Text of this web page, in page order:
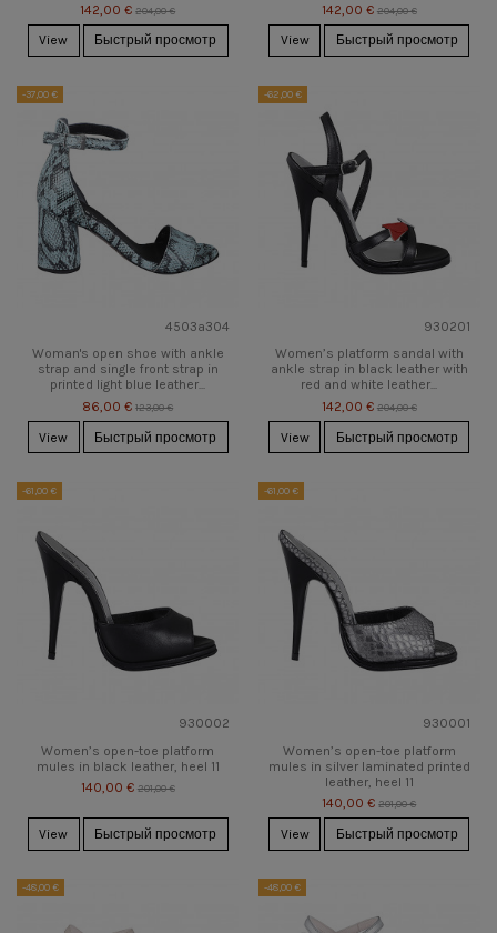
142,00 € 204,00 €
View Быстрый просмотр
142,00 € 204,00 €
View Быстрый просмотр
-37,00 €
4503a304
Woman's open shoe with ankle
strap and single front strap in
printed light blue leather...
86,00 € 123,00 €
View Быстрый просмотр
-62,00 €
930201
Women’s platform sandal with
ankle strap in black leather with
red and white leather...
142,00 € 204,00 €
View Быстрый просмотр
-61,00 €
930002
Women’s open-toe platform
mules in black leather, heel 11
140,00 € 201,00 €
View Быстрый просмотр
-61,00 €
930001
Women’s open-toe platform
mules in silver laminated printed
leather, heel 11
140,00 € 201,00 €
View Быстрый просмотр
-48,00 € -48,00 €